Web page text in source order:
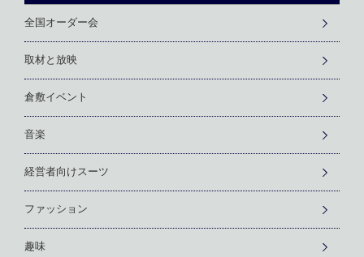
全国オーダー会
取材と放映
倉敷イベント
音楽
経営者向けスーツ
ファッション
趣味